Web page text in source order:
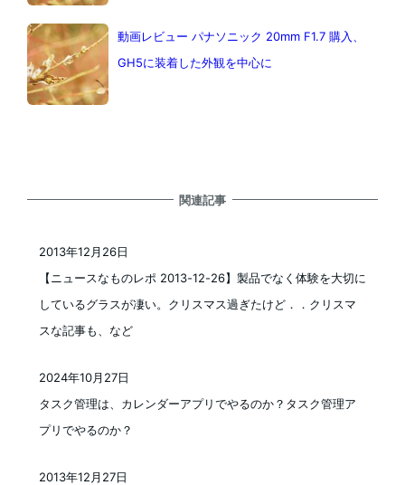
動画レビュー パナソニック 20mm F1.7 購入、
GH5に装着した外観を中心に
関連記事
【ニュースなものレポ 2013-12-26】製品でなく体験を大切に
しているグラスが凄い。クリスマス過ぎたけど．．クリスマ
スな記事も、など
2013年12月26日
タスク管理は、カレンダーアプリでやるのか？タスク管理ア
プリでやるのか？
2024年10月27日
2013年12月27日